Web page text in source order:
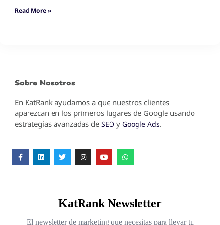
Read More »
Sobre Nosotros
En KatRank ayudamos a que nuestros clientes
aparezcan en los primeros lugares de Google usando
estrategias avanzadas de SEO y Google Ads.